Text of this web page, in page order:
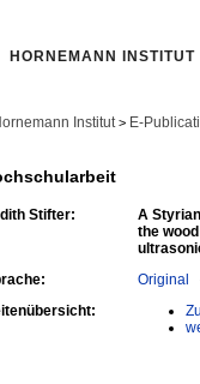
HORNEMANN INSTITUT
Institut > E-
Stifter:
A
the
Original